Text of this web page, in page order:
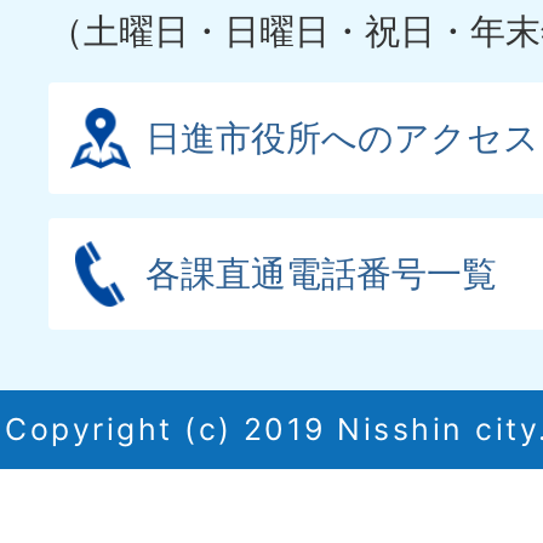
（土曜日・日曜日・祝日・年
日進市役所へのアクセス
各課直通電話番号一覧
Copyright (c) 2019 Nisshin